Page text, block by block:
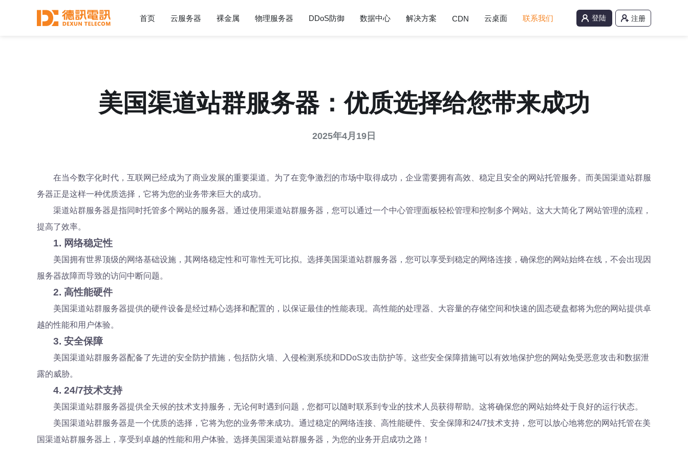
首页 云服务器 裸金属 物理服务器 DDoS防御 数据中心 解决方案 CDN 云桌面 联系我们 登陆 注册
美国渠道站群服务器：优质选择给您带来成功
2025年4月19日
在当今数字化时代，互联网已经成为了商业发展的重要渠道。为了在竞争激烈的市场中取得成功，企业需要拥有高效、稳定且安全的网站托管服务。而美国渠道站群服
务器正是这样一种优质选择，它将为您的业务带来巨大的成功。
渠道站群服务器是指同时托管多个网站的服务器。通过使用渠道站群服务器，您可以通过一个中心管理面板轻松管理和控制多个网站。这大大简化了网站管理的流程，
提高了效率。
1. 网络稳定性
美国拥有世界顶级的网络基础设施，其网络稳定性和可靠性无可比拟。选择美国渠道站群服务器，您可以享受到稳定的网络连接，确保您的网站始终在线，不会出现因
服务器故障而导致的访问中断问题。
2. 高性能硬件
美国渠道站群服务器提供的硬件设备是经过精心选择和配置的，以保证最佳的性能表现。高性能的处理器、大容量的存储空间和快速的固态硬盘都将为您的网站提供卓
越的性能和用户体验。
3. 安全保障
美国渠道站群服务器配备了先进的安全防护措施，包括防火墙、入侵检测系统和DDoS攻击防护等。这些安全保障措施可以有效地保护您的网站免受恶意攻击和数据泄
露的威胁。
4. 24/7技术支持
美国渠道站群服务器提供全天候的技术支持服务，无论何时遇到问题，您都可以随时联系到专业的技术人员获得帮助。这将确保您的网站始终处于良好的运行状态。
美国渠道站群服务器是一个优质的选择，它将为您的业务带来成功。通过稳定的网络连接、高性能硬件、安全保障和24/7技术支持，您可以放心地将您的网站托管在美
国渠道站群服务器上，享受到卓越的性能和用户体验。选择美国渠道站群服务器，为您的业务开启成功之路！